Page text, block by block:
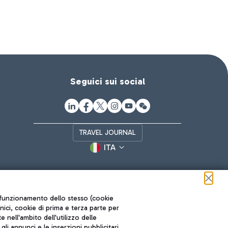
Seguici sui social
TRAVEL JOURNAL
ITA
dello stesso (cookie
cookie di prima e terza parte per
nell'ambito dell'utilizzo delle